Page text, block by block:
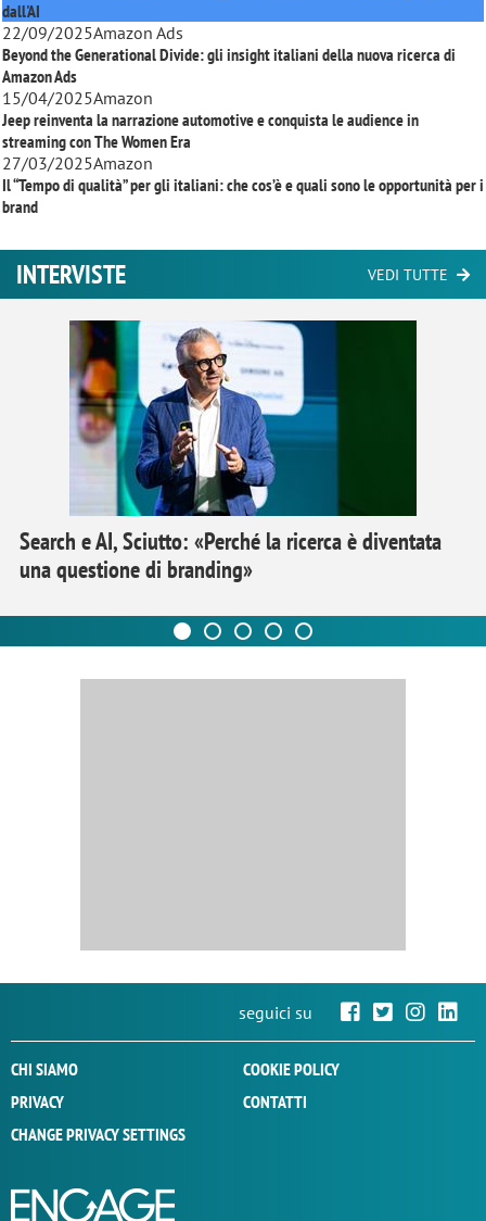
dall'AI
22/09/2025Amazon Ads
Beyond the Generational Divide: gli insight italiani della nuova ricerca di
Amazon Ads
15/04/2025Amazon
Jeep reinventa la narrazione automotive e conquista le audience in
streaming conThe Women Era
27/03/2025Amazon
Il “Tempo di qualità” per gli italiani: che cos’è e quali sono le opportunità per i
brand
INTERVISTE VEDI TUTTE
Search e AI, Sciutto: «Perché la ricerca è diventata
una questione di branding»
seguici su
CHI SIAMO
COOKIE POLICY
PRIVACY
CONTATTI
CHANGE PRIVACY SETTINGS